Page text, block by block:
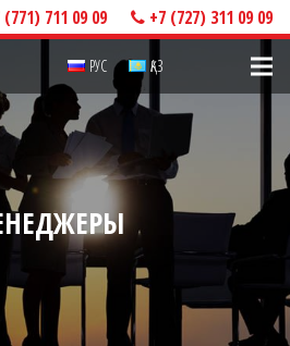
711 09 09 +7 (727) 311 09 09
РУС ҚАЗ